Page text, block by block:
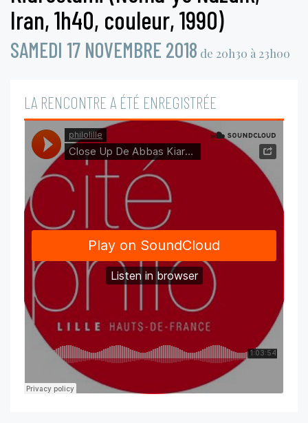
Iran, 1h40, couleur, 1990)
SAMEDI 17 NOVEMBRE 2018 de 20h30 à 23h00
LA RENCONTRE A ÉTÉ ENREGISTRÉE